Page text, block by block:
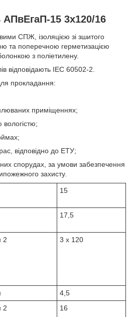
15 3х120/16
СПЖ, ізоляцією зі зшитого
та поперечною герметизацією
з поліетилену.
відповідають IEC 60502-2.
прокладання:
приміщеннях;
вологістю;
відповідно до ЕТУ;
спорудах, за умови забезпечення
захисту.
15
17,5
2 3 x 120
4,5
2 16